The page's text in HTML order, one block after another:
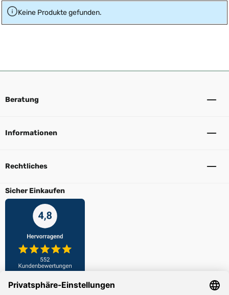
Keine Produkte gefunden.
Beratung
Informationen
Rechtliches
Sicher Einkaufen